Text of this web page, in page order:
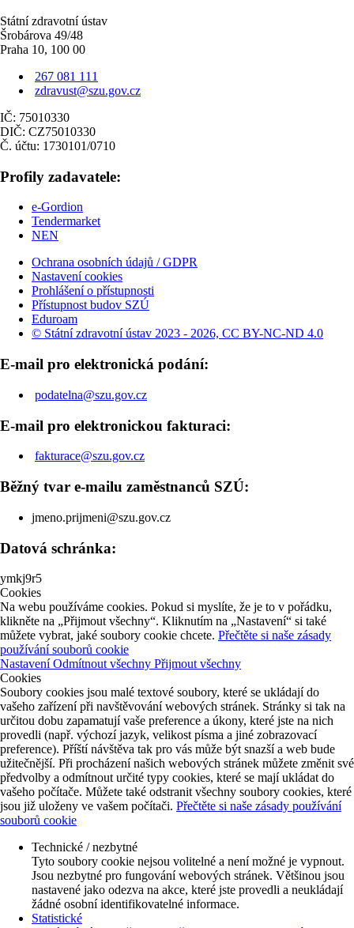
Státní zdravotní ústav
Šrobárova 49/48
Praha 10, 100 00
267 081 111
zdravust@szu.gov.cz
IČ: 75010330
DIČ: CZ75010330
Č. účtu: 1730101/0710
Profily zadavatele:
e-Gordion
Tendermarket
NEN
Ochrana osobních údajů / GDPR
Nastavení cookies
Prohlášení o přístupnosti
Přístupnost budov SZÚ
Eduroam
© Státní zdravotní ústav 2023 - 2026, CC BY-NC-ND 4.0
E-mail pro elektronická podání:
podatelna@szu.gov.cz
E-mail pro elektronickou fakturaci:
fakturace@szu.gov.cz
Běžný tvar e-mailu zaměstnanců SZÚ:
jmeno.prijmeni@szu.gov.cz
Datová schránka:
ymkj9r5
Cookies
Na webu používáme cookies. Pokud si myslíte, že je to v pořádku,
klikněte na „Přijmout všechny“. Kliknutím na „Nastavení“ si také
můžete vybrat, jaké soubory cookie chcete. Přečtěte si naše zásady
používání souborů cookie
NastaveníOdmítnout všechny Přijmout všechny
Cookies
Soubory cookies jsou malé textové soubory, které se ukládají do
vašeho zařízení při navštěvování webových stránek. Stránky si tak na
určitou dobu zapamatují vaše preference a úkony, které jste na nich
provedli (např. výchozí jazyk, velikost písma a jiné zobrazovací
preference). Příští návštěva tak pro vás může být snazší a web bude
užitečnější. Při procházení našich webových stránek můžete změnit své
předvolby a odmítnout určité typy cookies, které se mají ukládat do
vašeho počítače. Můžete také odstranit všechny soubory cookies, které
jsou již uloženy ve vašem počítači. Přečtěte si naše zásady používání
souborů cookie
Technické / nezbytné
Tyto soubory cookie nejsou volitelné a není možné je vypnout.
Jsou nezbytné pro fungování webových stránek. Většinou jsou
nastavené jako odezva na akce, které jste provedli a neukládají
žádné osobní identifikovatelné informace.
Statistické